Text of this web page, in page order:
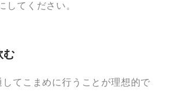
してください。
む
てこまめに行うことが理想的で